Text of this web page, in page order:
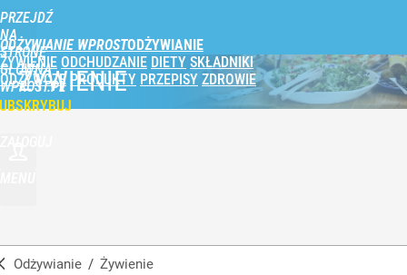
PRZEJDŹ
NA
STRONĘ
GŁÓWNĄ
WPROST.PL
ODŻYWIANIE WPROST
ŻYWIENIE ODCHUDZANIE DIETY SKŁADNIKI
ODŻYWCZE PRODUKTY PRZEPISY ZDROWIE
ŻYWIENIE
Odżywianie / Żywienie